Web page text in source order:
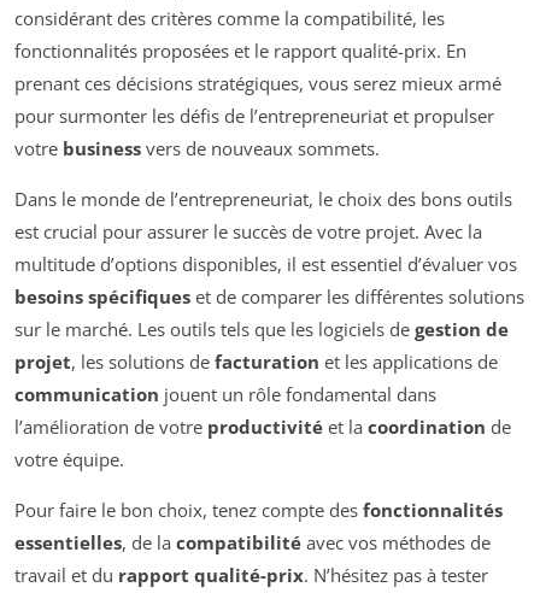
considérant des critères comme la compatibilité, les
fonctionnalités proposées et le rapport qualité-prix. En
prenant ces décisions stratégiques, vous serez mieux armé
pour surmonter les défis de l’entrepreneuriat et propulser
votre business vers de nouveaux sommets.
Dans le monde de l’entrepreneuriat, le choix des bons outils
est crucial pour assurer le succès de votre projet. Avec la
multitude d’options disponibles, il est essentiel d’évaluer vos
besoins spécifiques et de comparer les différentes solutions
sur le marché. Les outils tels que les logiciels de gestion de
projet, les solutions de facturation et les applications de
communication jouent un rôle fondamental dans
l’amélioration de votre productivité et la coordination de
votre équipe.
Pour faire le bon choix, tenez compte des fonctionnalités
essentielles, de la compatibilité avec vos méthodes de
travail et du rapport qualité-prix. N’hésitez pas à tester